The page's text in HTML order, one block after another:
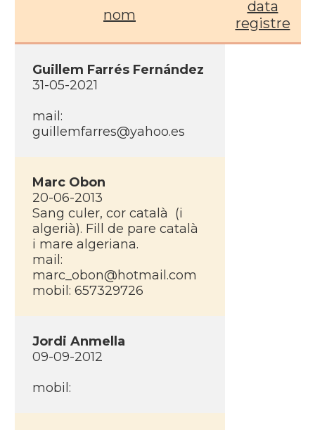
nom
data
registre
Guillem Farrés Fernández
31-05-2021
mail:
guillemfarres@yahoo.es
Marc Obon
20-06-2013
Sang culer, cor català (i
algerià). Fill de pare català
i mare algeriana.
mail:
marc_obon@hotmail.com
mobil: 657329726
Jordi Anmella
09-09-2012
mobil: